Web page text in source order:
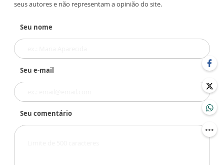
seus autores e não representam a opinião do site.
Seu nome
Seu e-mail
Seu comentário